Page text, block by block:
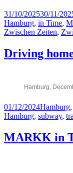
Posted
on
31/10/202530/11/
Hamburg, in Time,
Zwischen Zeiten,
Driving
Hamburg,
Posted
on
01/12/2024Categories
Hamburg,
Hamburg, subway,
MARKK in
a
u
m
(
A
R
a
m
b
r
g
r
g
,
F
t
o
d
S
p
r
a
r
i
c
h
e
t
t
e
l
c
h
t
e
l
l
n
g
n
.
G
r
a